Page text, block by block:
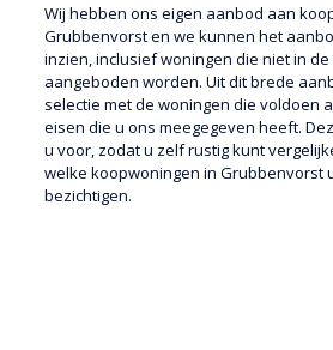
Wij hebben ons eigen aanbod aan
Grubbenvorst en we kunnen het
inzien, inclusief woningen die niet in
aangeboden worden. Uit dit brede
selectie met de woningen die voldoen
eisen die u ons meegegeven heeft.
u voor, zodat u zelf rustig kunt
welke koopwoningen in Grubbenvorst
bezichtigen.